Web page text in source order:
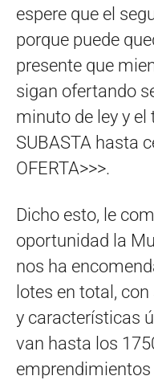
espere que el
porque puede
presente que
sigan ofertando
minuto de ley y el
SUBASTA hasta
OFERTA>>>.
Dicho esto, le
oportunidad la
nos ha
lotes en total,
y características
van hasta los